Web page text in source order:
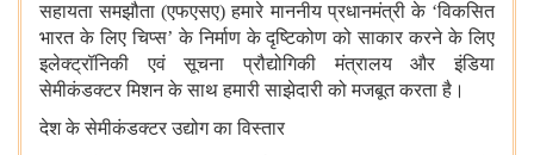
सहायता समझौता (एफएसए) हमारे माननीय प्रधानमंत्री के ‘विकसित
भारत के लिए चिप्स’ के निर्माण के दृष्टिकोण को साकार करने के लिए
इलेक्ट्रॉनिकी एवं सूचना प्रौद्योगिकी मंत्रालय और इंडिया
सेमीकंडक्टर मिशन के साथ हमारी साझेदारी को मजबूत करता है।
देश के सेमीकंडक्टर उद्योग का विस्तार